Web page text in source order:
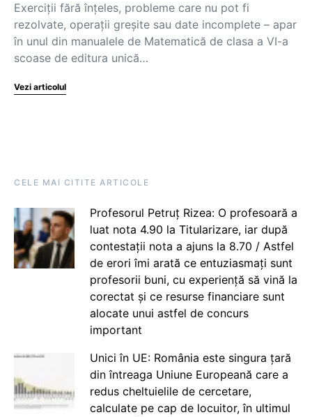
Exerciții fără înțeles, probleme care nu pot fi
rezolvate, operații greșite sau date incomplete – apar
în unul din manualele de Matematică de clasa a VI-a
scoase de editura unică…
Vezi articolul
CELE MAI CITITE ARTICOLE
Profesorul Petruț Rizea: O profesoară a
luat nota 4.90 la Titularizare, iar după
contestații nota a ajuns la 8.70 / Astfel
de erori îmi arată ce entuziasmați sunt
profesorii buni, cu experiență să vină la
corectat și ce resurse financiare sunt
alocate unui astfel de concurs
important
Unici în UE: România este singura țară
din întreaga Uniune Europeană care a
redus cheltuielile de cercetare,
calculate pe cap de locuitor, în ultimul